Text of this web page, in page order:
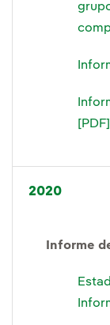
[PDF]
2020
Informe